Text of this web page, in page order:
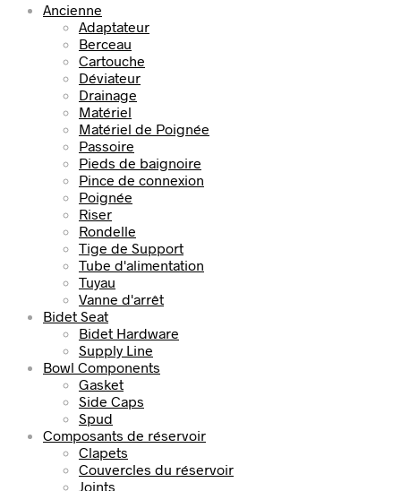
Ancienne
Adaptateur
Berceau
Cartouche
Déviateur
Drainage
Matériel
Matériel de Poignée
Passoire
Pieds de baignoire
Pince de connexion
Poignée
Riser
Rondelle
Tige de Support
Tube d'alimentation
Tuyau
Vanne d'arrêt
Bidet Seat
Bidet Hardware
Supply Line
Bowl Components
Gasket
Side Caps
Spud
Composants de réservoir
Clapets
Couvercles du réservoir
Joints